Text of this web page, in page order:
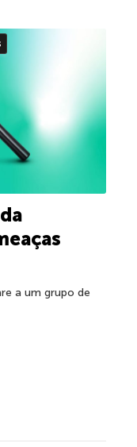
a um grupo de